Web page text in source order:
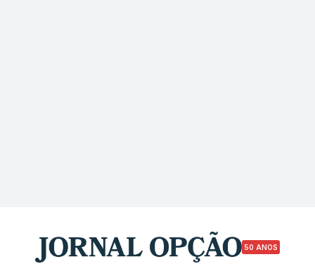
50 ANOS